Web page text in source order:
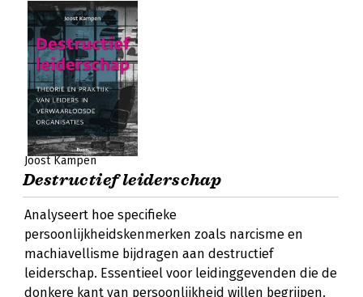
Joost Kampen
Destructief leiderschap
Analyseert hoe specifieke
persoonlijkheidskenmerken zoals narcisme en
machiavellisme bijdragen aan destructief
leiderschap. Essentieel voor leidinggevenden die de
donkere kant van persoonlijkheid willen begrijpen.